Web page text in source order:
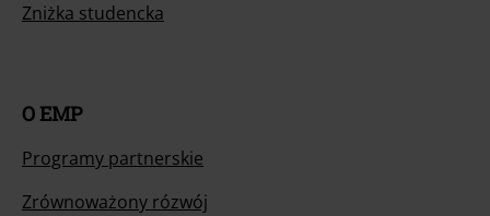
Zniżka studencka
O EMP
Programy partnerskie
Zrównoważony rózwój